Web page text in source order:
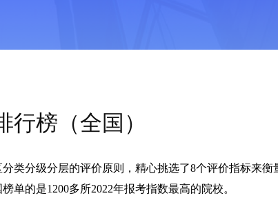
榜（全国）
类分级分层的评价原则，精心挑选了8个评价指标来
单的是1200多所2022年报考指数最高的院校。